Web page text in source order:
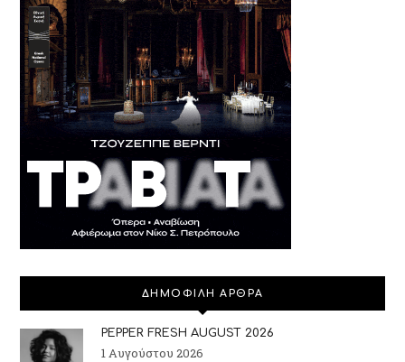
ΔΗΜΟΦΙΛΗ ΑΡΘΡΑ
PEPPER FRESH AUGUST 2026
1 Αυγούστου 2026